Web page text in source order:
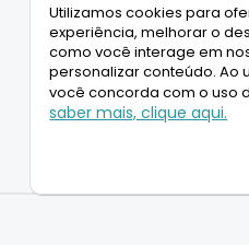
Terrenos
Lançamentos
LIGAMOS PARA
Utilizamos cookies para
experiência, melhorar o
como você interage em
personalizar conteúdo. Ao
você concorda com o uso
saber mais, clique aqui.